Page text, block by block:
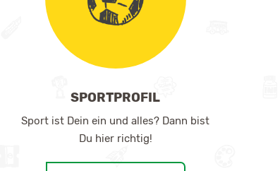
SPORTPROFIL
Sport ist Dein ein und alles? Dann bist
Du hier richtig!